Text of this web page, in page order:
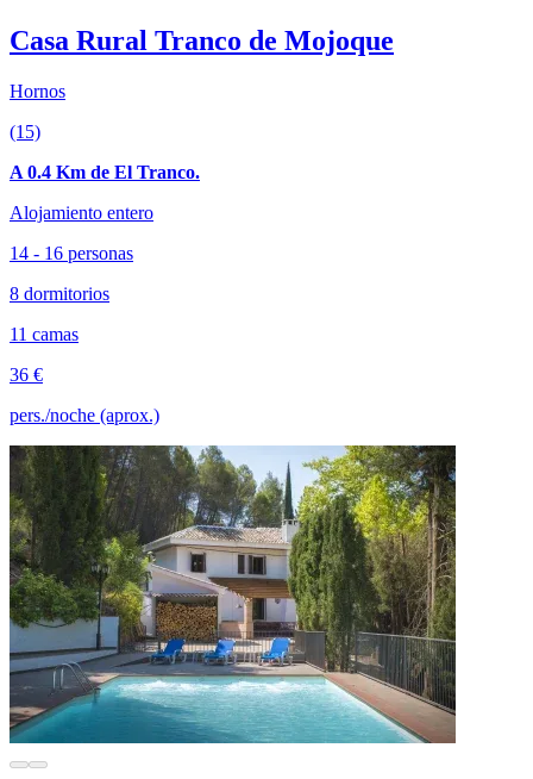
Casa Rural Tranco de Mojoque
Hornos
(15)
A 0.4 Km de El Tranco.
Alojamiento entero
14 - 16 personas
8 dormitorios
11 camas
36 €
pers./noche (aprox.)